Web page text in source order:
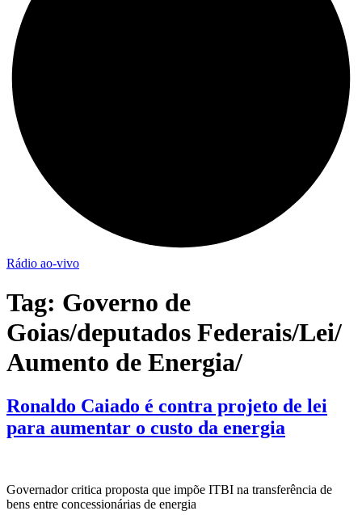
Rádio ao-vivo
Tag: Governo de
Goias/deputados Federais/Lei/
Aumento de Energia/
Ronaldo Caiado é contra projeto de lei
para aumentar o custo da energia
Governador critica proposta que impõe ITBI na transferência de
bens entre concessionárias de energia